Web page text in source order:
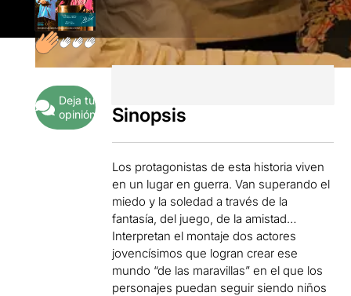
Deja tu
opinión
Sinopsis
Los protagonistas de esta historia viven
en un lugar en guerra. Van superando el
miedo y la soledad a través de la
fantasía, del juego, de la amistad…
Interpretan el montaje dos actores
jovencísimos que logran crear ese
mundo “de las maravillas” en el que los
personajes puedan seguir siendo niños